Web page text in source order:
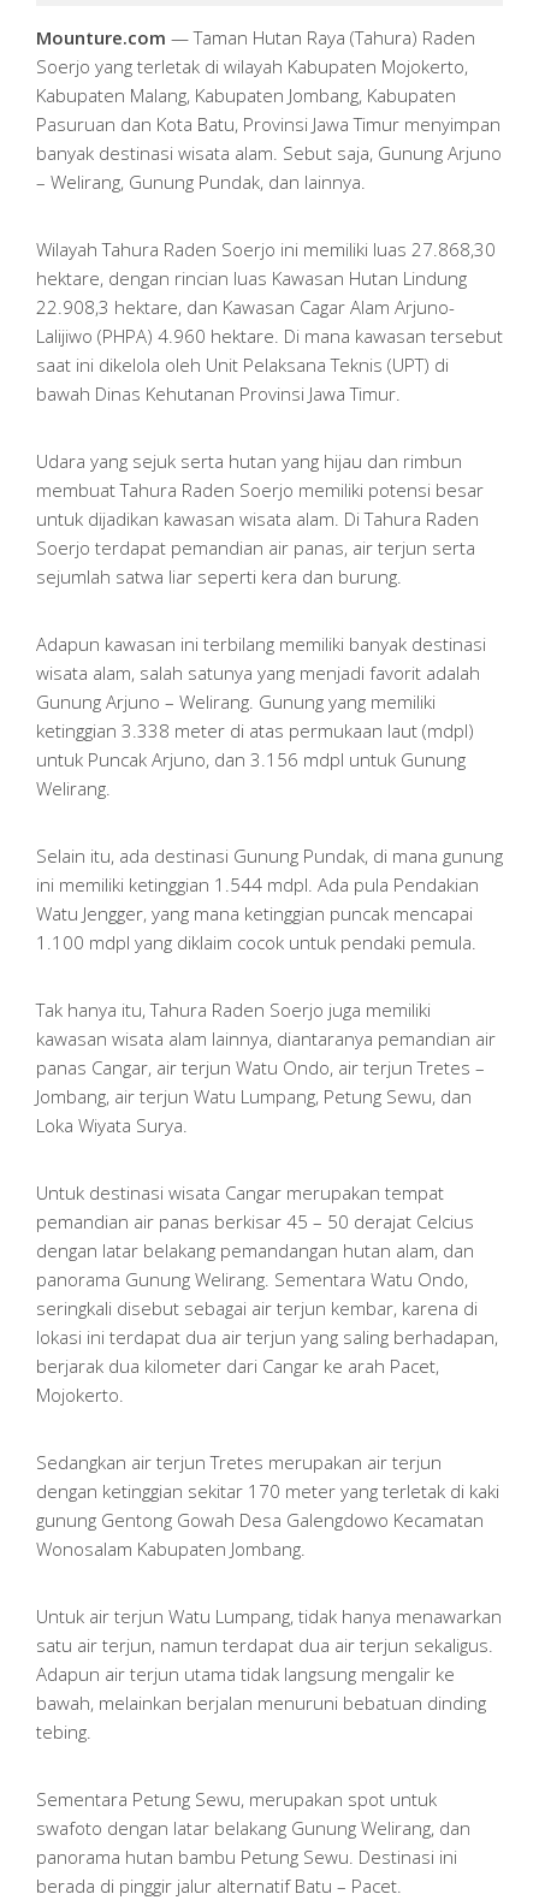
Mounture.com — Taman Hutan Raya (Tahura) Raden
Soerjo yang terletak di wilayah Kabupaten Mojokerto,
Kabupaten Malang, Kabupaten Jombang, Kabupaten
Pasuruan dan Kota Batu, Provinsi Jawa Timur menyimpan
banyak destinasi wisata alam. Sebut saja, Gunung Arjuno
– Welirang, Gunung Pundak, dan lainnya.
Wilayah Tahura Raden Soerjo ini memiliki luas 27.868,30
hektare, dengan rincian luas Kawasan Hutan Lindung
22.908,3 hektare, dan Kawasan Cagar Alam Arjuno-
Lalijiwo (PHPA) 4.960 hektare. Di mana kawasan tersebut
saat ini dikelola oleh Unit Pelaksana Teknis (UPT) di
bawah Dinas Kehutanan Provinsi Jawa Timur.
Udara yang sejuk serta hutan yang hijau dan rimbun
membuat Tahura Raden Soerjo memiliki potensi besar
untuk dijadikan kawasan wisata alam. Di Tahura Raden
Soerjo terdapat pemandian air panas, air terjun serta
sejumlah satwa liar seperti kera dan burung.
Adapun kawasan ini terbilang memiliki banyak destinasi
wisata alam, salah satunya yang menjadi favorit adalah
Gunung Arjuno – Welirang. Gunung yang memiliki
ketinggian 3.338 meter di atas permukaan laut (mdpl)
untuk Puncak Arjuno, dan 3.156 mdpl untuk Gunung
Welirang.
Selain itu, ada destinasi Gunung Pundak, di mana gunung
ini memiliki ketinggian 1.544 mdpl. Ada pula Pendakian
Watu Jengger, yang mana ketinggian puncak mencapai
1.100 mdpl yang diklaim cocok untuk pendaki pemula.
Tak hanya itu, Tahura Raden Soerjo juga memiliki
kawasan wisata alam lainnya, diantaranya pemandian air
panas Cangar, air terjun Watu Ondo, air terjun Tretes –
Jombang, air terjun Watu Lumpang, Petung Sewu, dan
Loka Wiyata Surya.
Untuk destinasi wisata Cangar merupakan tempat
pemandian air panas berkisar 45 – 50 derajat Celcius
dengan latar belakang pemandangan hutan alam, dan
panorama Gunung Welirang. Sementara Watu Ondo,
seringkali disebut sebagai air terjun kembar, karena di
lokasi ini terdapat dua air terjun yang saling berhadapan,
berjarak dua kilometer dari Cangar ke arah Pacet,
Mojokerto.
Sedangkan air terjun Tretes merupakan air terjun
dengan ketinggian sekitar 170 meter yang terletak di kaki
gunung Gentong Gowah Desa Galengdowo Kecamatan
Wonosalam Kabupaten Jombang.
Untuk air terjun Watu Lumpang, tidak hanya menawarkan
satu air terjun, namun terdapat dua air terjun sekaligus.
Adapun air terjun utama tidak langsung mengalir ke
bawah, melainkan berjalan menuruni bebatuan dinding
tebing.
Sementara Petung Sewu, merupakan spot untuk
swafoto dengan latar belakang Gunung Welirang, dan
panorama hutan bambu Petung Sewu. Destinasi ini
berada di pinggir jalur alternatif Batu – Pacet.